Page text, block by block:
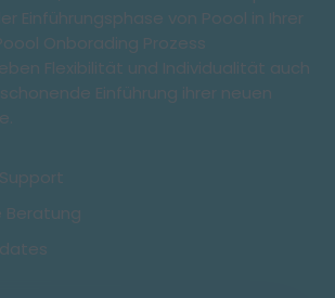
Einführungsphase von Poool in Ihrer
Onborading Prozess
Flexibilität und Individualität auch
Einführung ihrer neuen